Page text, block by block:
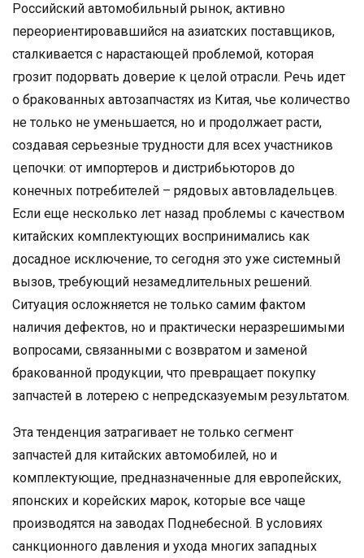
Российский автомобильный рынок, активно
переориентировавшийся на азиатских поставщиков,
сталкивается с нарастающей проблемой, которая
грозит подорвать доверие к целой отрасли. Речь идет
о бракованных автозапчастях из Китая, чье количество
не только не уменьшается, но и продолжает расти,
создавая серьезные трудности для всех участников
цепочки: от импортеров и дистрибьюторов до
конечных потребителей – рядовых автовладельцев.
Если еще несколько лет назад проблемы с качеством
китайских комплектующих воспринимались как
досадное исключение, то сегодня это уже системный
вызов, требующий незамедлительных решений.
Ситуация осложняется не только самим фактом
наличия дефектов, но и практически неразрешимыми
вопросами, связанными с возвратом и заменой
бракованной продукции, что превращает покупку
запчастей в лотерею с непредсказуемым результатом.
Эта тенденция затрагивает не только сегмент
запчастей для китайских автомобилей, но и
комплектующие, предназначенные для европейских,
японских и корейских марок, которые все чаще
производятся на заводах Поднебесной. В условиях
санкционного давления и ухода многих западных